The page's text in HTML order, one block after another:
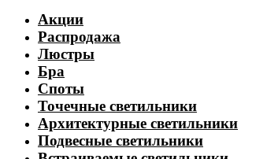
Акции
Распродажа
Люстры
Бра
Споты
Точечные светильники
Архитектурные светильники
Подвесные светильники